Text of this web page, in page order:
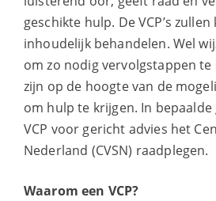
geschikte hulp. De VCP’s
inhoudelijk behandelen. Wel
om zo nodig vervolgstappen te
zijn op de hoogte van de
om hulp te krijgen. In bepaalde
VCP voor gericht advies het
Nederland (CVSN) raadplegen.
Waarom een VCP?